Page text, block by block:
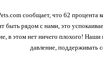
сообщает, что 62 процента
быть рядом с нами, это
в этом нет ничего плохого!
давление, поддерживать